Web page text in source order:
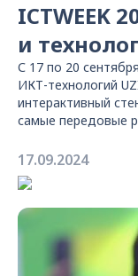
ICTWEEK
и
С 17 по 20
ИКТ-технологий
интерактивный
самые передовые
17.09.2024